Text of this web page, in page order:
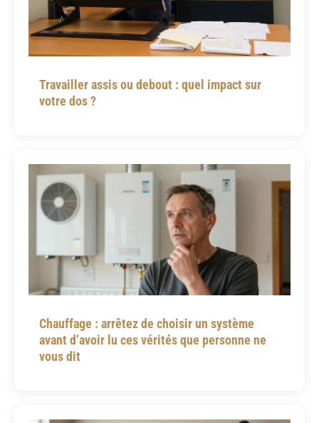
Travailler assis ou debout : quel impact sur
votre dos ?
Chauffage : arrêtez de choisir un système
avant d’avoir lu ces vérités que personne ne
vous dit